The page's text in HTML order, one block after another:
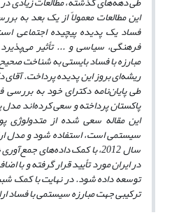
این مطالعات معمولاً از یک بعد به
فساد یک پدیده پیچیده اجتماعی
فرهنگی، سیاسی و ... تأثیر می‌پذیرد
مبارزه با فساد بایستی به شناخت
طی پایان‌نامه دکترای خود به
پاکستان پرداخته و سعی کرده‌اند مدل
این مقاله سعی شده از متدولوژی
سیستمی است، استفاده شود و مدل
در ایران مورد تأیید قرار گرفته و با
توسعه داده شود. در نهایت با کمک
ترکیبی جهت مبارزه سیستمی با فساد